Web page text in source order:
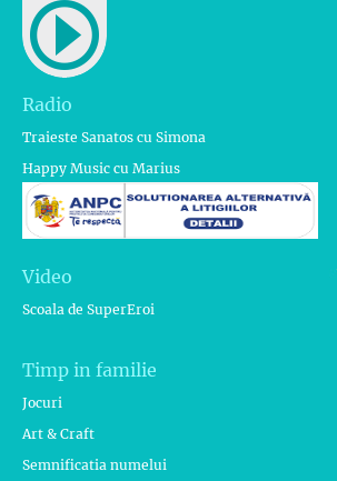
Radio
Traieste Sanatos cu Simona
Happy Music cu Marius
Video
Scoala de SuperEroi
Timp in familie
Jocuri
Art & Craft
Semnificatia numelui